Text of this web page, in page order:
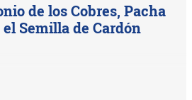
de los Cobres, Pacha
Semilla de Cardón